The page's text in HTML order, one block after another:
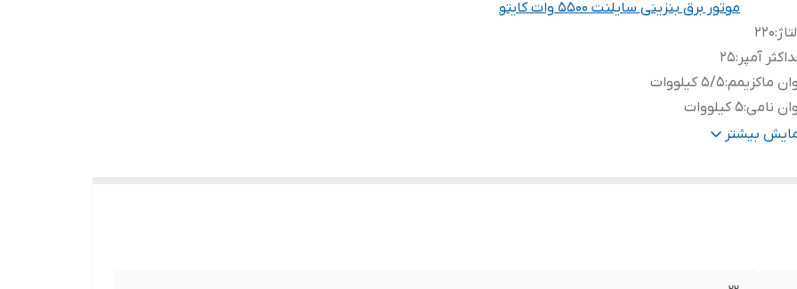
موتور برق بنزینی سایلنت 5500 وات کایتو
:۲۲۰
آمپر :
25
ماکزیمم:5/5 کیلووات
نامی:5 کیلووات
راه انداز:استارتیبیشتر